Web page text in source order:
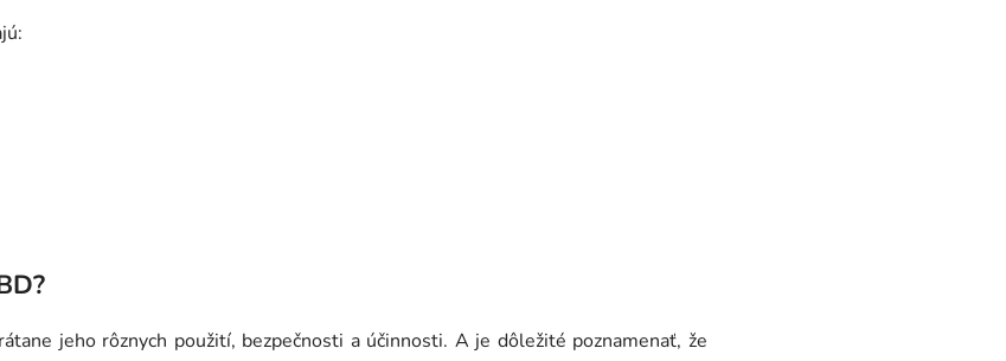
jeho rôznych použití, bezpečnosti a účinnosti. A je dôležité poznamenať, že